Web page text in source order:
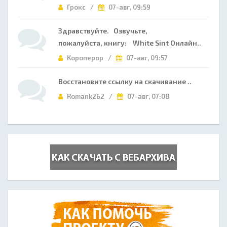
Грокс / 07-авг, 09:59
Здравствуйте. Озвучьте,
пожалуйста, книгу: White Sint Онлайн..
Короперор / 07-авг, 09:57
Восстановите ссылку на скачивание ..
Romank262 / 07-авг, 07:08